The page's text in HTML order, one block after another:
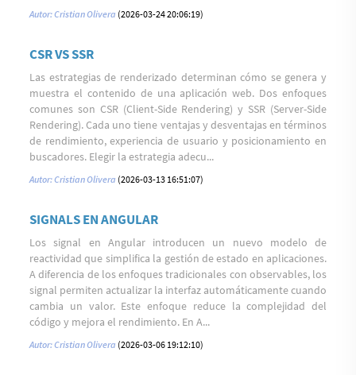
Autor: Cristian Olivera (2026-03-24 20:06:19)
CSR VS SSR
Las estrategias de renderizado determinan cómo se genera y
muestra el contenido de una aplicación web. Dos enfoques
comunes son CSR (Client-Side Rendering) y SSR (Server-Side
Rendering). Cada uno tiene ventajas y desventajas en términos
de rendimiento, experiencia de usuario y posicionamiento en
buscadores. Elegir la estrategia adecu...
Autor: Cristian Olivera (2026-03-13 16:51:07)
SIGNALS EN ANGULAR
Los signal en Angular introducen un nuevo modelo de
reactividad que simplifica la gestión de estado en aplicaciones.
A diferencia de los enfoques tradicionales con observables, los
signal permiten actualizar la interfaz automáticamente cuando
cambia un valor. Este enfoque reduce la complejidad del
código y mejora el rendimiento. En A...
Autor: Cristian Olivera (2026-03-06 19:12:10)